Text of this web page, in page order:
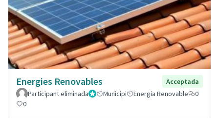
Energies Renovables
Acceptada
Participant eliminadaAdministrador
Municipi Energia Renovable
0
0